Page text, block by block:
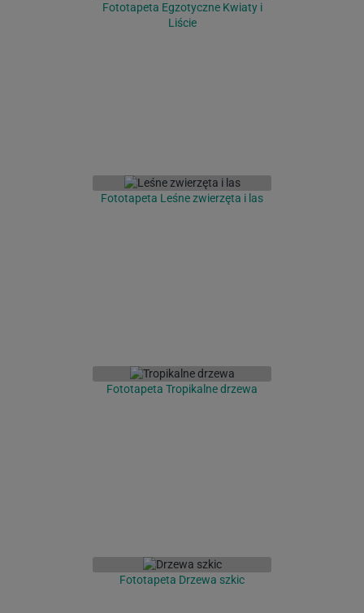
Fototapeta Egzotyczne Kwiaty i
Liście
Fototapeta Leśne zwierzęta i las
Fototapeta Tropikalne drzewa
Fototapeta Drzewa szkic